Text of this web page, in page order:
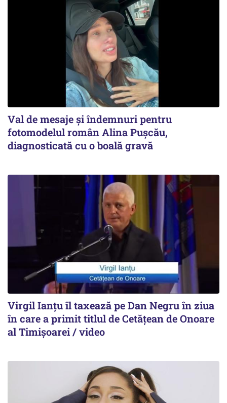
Val de mesaje și îndemnuri pentru
fotomodelul român Alina Pușcău,
diagnosticată cu o boală gravă
Virgil Ianțu îl taxează pe Dan Negru în ziua
în care a primit titlul de Cetățean de Onoare
al Timișoarei / video